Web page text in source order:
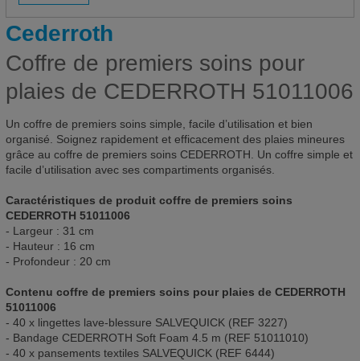
Cederroth
Coffre de premiers soins pour
plaies de CEDERROTH 51011006
Un coffre de premiers soins simple, facile d’utilisation et bien
organisé. Soignez rapidement et efficacement des plaies mineures
grâce au coffre de premiers soins CEDERROTH. Un coffre simple et
facile d’utilisation avec ses compartiments organisés.
Caractéristiques de produit coffre de premiers soins
CEDERROTH 51011006
- Largeur : 31 cm
- Hauteur : 16 cm
- Profondeur : 20 cm
Contenu coffre de premiers soins pour plaies de CEDERROTH
51011006
- 40 x lingettes lave-blessure SALVEQUICK (REF 3227)
- Bandage CEDERROTH Soft Foam 4.5 m (REF 51011010)
- 40 x pansements textiles SALVEQUICK (REF 6444)